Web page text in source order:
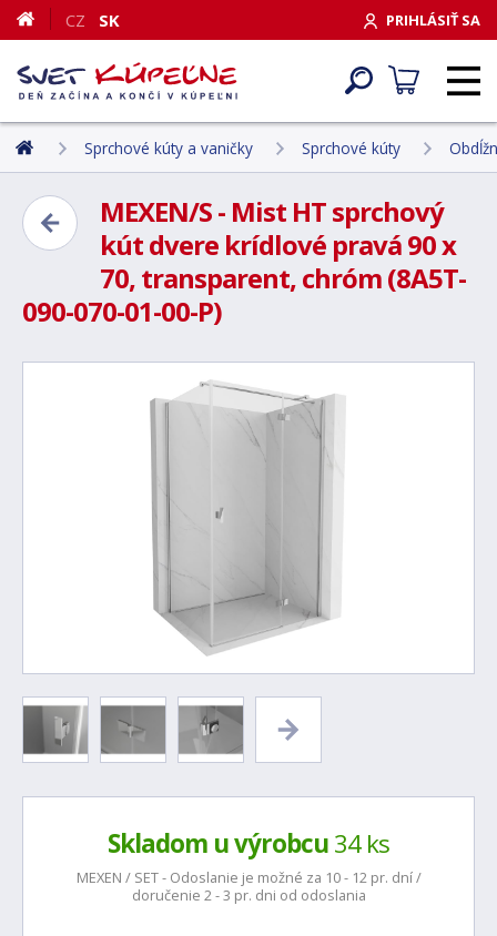
PRIHLÁSIŤ SA
CZ SK
Sprchové kúty a vaničky Sprchové kúty
MEXEN/S - Mist HT sprchový
kút dvere krídlové pravá 90 x
70, transparent, chróm (8A5T-
090-070-01-00-P)
Skladom u výrobcu34 ks
MEXEN / SET - Odoslanie je možné za 10 - 12 pr. dní /
doručenie 2 - 3 pr. dni od odoslania